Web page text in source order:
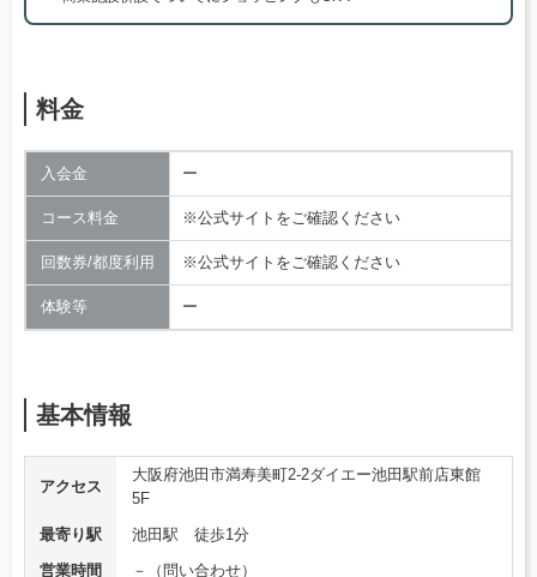
料金
入会金 ー
コース料金 ※公式サイトをご確認ください
回数券/都度利用 ※公式サイトをご確認ください
体験等 ー
基本情報
アクセス
大阪府池田市満寿美町2-2ダイエー池田駅前店東館
5F
最寄り駅
池田駅 徒歩1分
営業時間
－（問い合わせ）